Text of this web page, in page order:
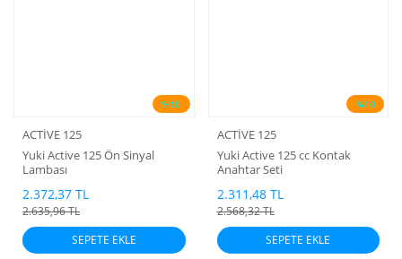
%10
ACTİVE 125
Yuki Active 125 Ön Sinyal
Lambası
2.372,37 TL
2.635,96 TL
SEPETE EKLE
%10
ACTİVE 125
Yuki Active 125 cc Kontak
Anahtar Seti
2.311,48 TL
2.568,32 TL
SEPETE EKLE